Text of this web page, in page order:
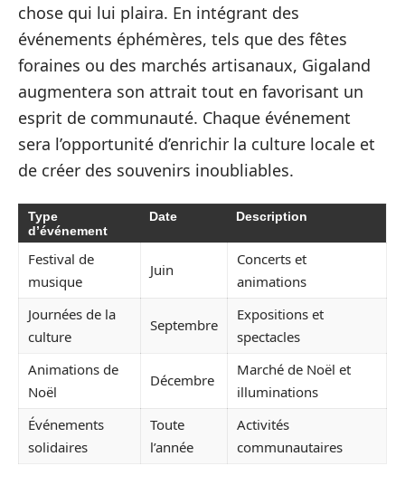
chose qui lui plaira. En intégrant des
événements éphémères, tels que des fêtes
foraines ou des marchés artisanaux, Gigaland
augmentera son attrait tout en favorisant un
esprit de communauté. Chaque événement
sera l’opportunité d’enrichir la culture locale et
de créer des souvenirs inoubliables.
Type
d’événement
Date Description
Festival de
musique
Juin
Concerts et
animations
Journées de la
culture
Septembre
Expositions et
spectacles
Animations de
Noël
Décembre
Marché de Noël et
illuminations
Événements
solidaires
Toute
l’année
Activités
communautaires